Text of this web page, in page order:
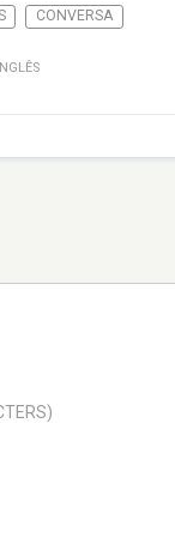
CONVERSA
INGLÊS